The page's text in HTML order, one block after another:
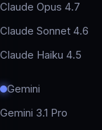
Claude Opus 4.7
Claude Sonnet 4.6
Claude Haiku 4.5
Gemini
Gemini 3.1 Pro